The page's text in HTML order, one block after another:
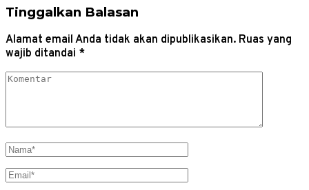
Tinggalkan Balasan
Alamat email Anda tidak akan dipublikasikan. Ruas yang
wajib ditandai *